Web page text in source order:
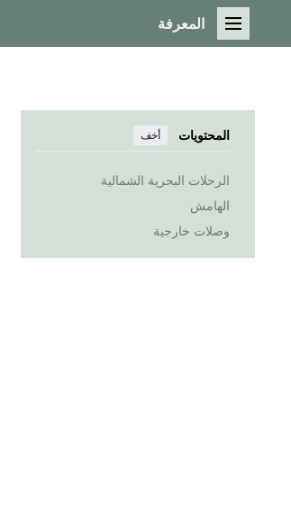
القائمة الرئيسية
المعرفة
المحتويات أخف
الرحلات البحرية الشمالية
الهامش
وصلات خارجية